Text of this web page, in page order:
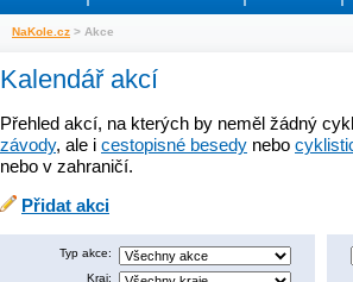
NaKole.cz > Akce
Kalendář akcí
Přehled akcí, na kterých by neměl žádný
závody, ale i cestopisné besedy nebo
nebo v zahraničí.
Přidat akci
Typ akce:
Kraj: